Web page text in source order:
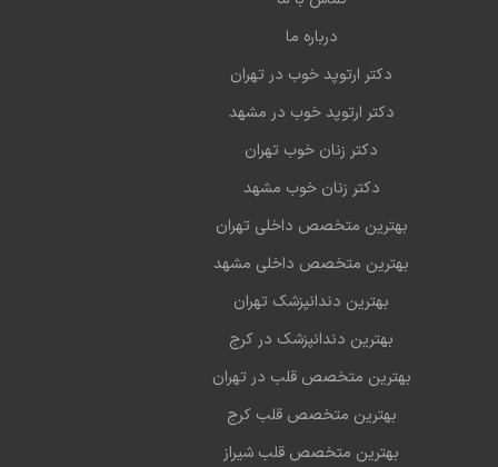
درباره ما
دکتر ارتوپد خوب در تهران
دکتر ارتوپد خوب در مشهد
دکتر زنان خوب تهران
دکتر زنان خوب مشهد
بهترین متخصص داخلی تهران
بهترین متخصص داخلی مشهد
بهترین دندانپزشک تهران
بهترین دندانپزشک در کرج
بهترین متخصص قلب در تهران
بهترین متخصص قلب کرج
بهترین متخصص قلب شیراز